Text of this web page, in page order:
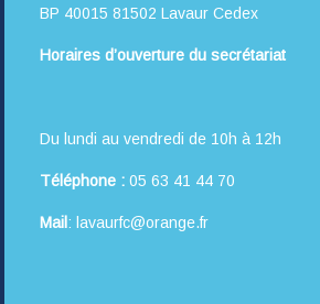
BP 40015 81502 Lavaur Cedex
Horaires d’ouverture du secrétariat
Du lundi au vendredi de 10h à 12h
Téléphone : 05 63 41 44 70
Mail: lavaurfc@orange.fr